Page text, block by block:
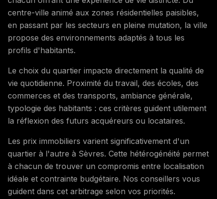
centre-ville animé aux zones résidentielles paisibles,
en passant par les secteurs en pleine mutation, la ville
propose des environnements adaptés à tous les
profils d'habitants.
Le choix du quartier impacte directement la qualité de
vie quotidienne. Proximité du travail, des écoles, des
commerces et des transports, ambiance générale,
typologie des habitants : ces critères guident utilement
la réflexion des futurs acquéreurs ou locataires.
Les prix immobiliers varient significativement d'un
quartier à l'autre à Sèvres. Cette hétérogénéité permet
à chacun de trouver un compromis entre localisation
idéale et contrainte budgétaire. Nos conseillers vous
guident dans cet arbitrage selon vos priorités.